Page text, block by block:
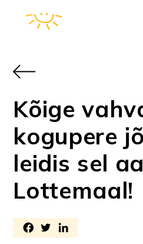
Kõige
kogupere
leidis sel
Lottemaal!